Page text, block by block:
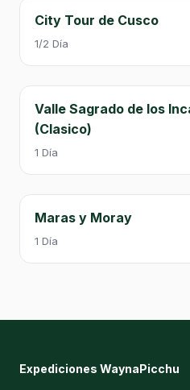
City Tour de Cusco
1/2 Día
Valle Sagrado de los
(Clasico)
1 Día
Maras y Moray
1 Día
Expediciones WaynaPicchu